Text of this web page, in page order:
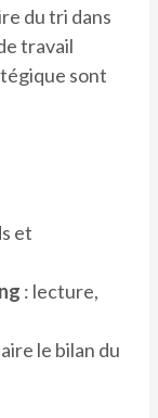
du tri dans
travail
sont
et
: lecture,
le bilan du